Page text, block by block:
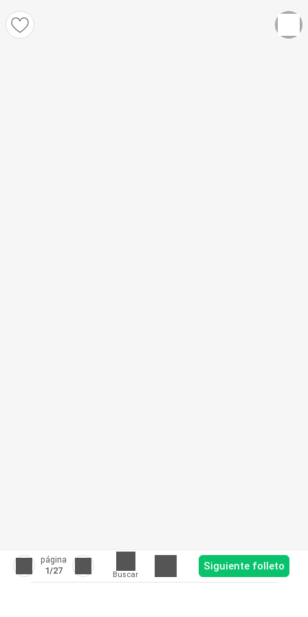
página
1/27 Buscar
Siguiente folleto